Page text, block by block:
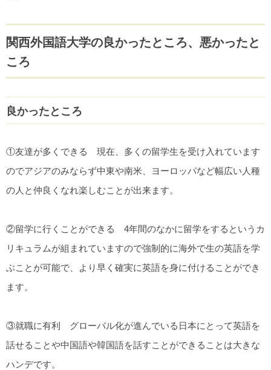
関西外国語大学の良かったところ、悪かったと
ころ
良かったところ
①友達が多くできる 現在、多くの留学生を受け入れています
のでアジアのみならず中東や南米、ヨーロッパなど幅広い人種
の人と仲良くなれ楽しむことが出来ます。
②留学に行くことができる 4年間のなかに留学をするというカ
リキュラムが組まれていますので強制的に海外で生の英語を学
ぶことが可能で、より早く確実に英語を身に付けることができ
ます。
③就職に有利 グローバル化が進んでいる日本にとって英語を
話せることや中国語や韓国語を話すことができることは大きな
ハンデです。